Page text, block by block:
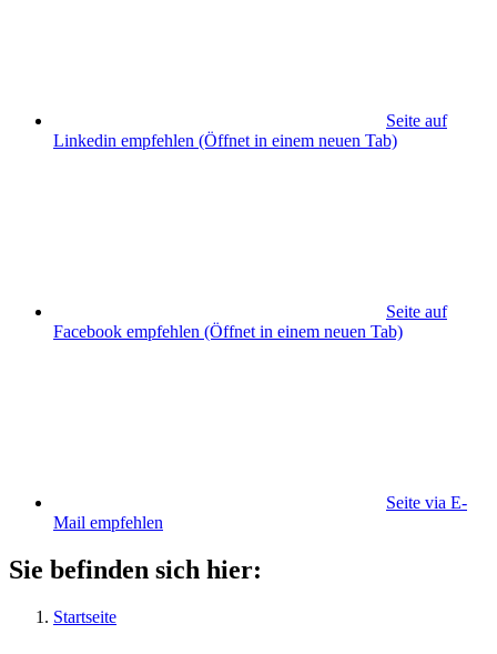
Seite auf
Linkedin empfehlen (Öffnet in einem neuen Tab)
Seite auf
Facebook empfehlen (Öffnet in einem neuen Tab)
Seite via E-
Mail empfehlen
Sie befinden sich hier:
Startseite